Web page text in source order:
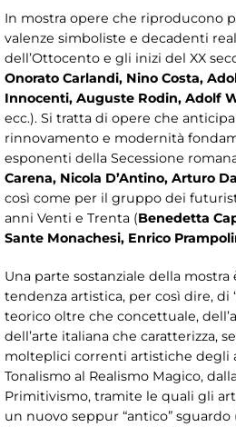
In mostra opere che riproducono
valenze simboliste e decadenti
dell’Ottocento e gli inizi del XX
Onorato Carlandi, Nino Costa,
Innocenti, Auguste Rodin, Adolf
ecc.). Si tratta di opere che
rinnovamento e modernità
esponenti della Secessione
Carena, Nicola D’Antino, Arturo
così come per il gruppo dei
anni Venti e Trenta (Benedetta
Sante Monachesi, Enrico
Una parte sostanziale della
tendenza artistica, per così dire, di
teorico oltre che concettuale,
dell’arte italiana che caratterizza,
molteplici correnti artistiche degli
Tonalismo al Realismo Magico,
Primitivismo, tramite le quali gli
un nuovo seppur “antico” sguardo